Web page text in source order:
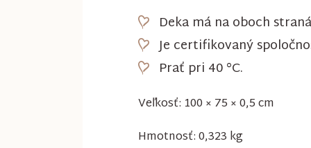
Deka má na oboch
Je certifikovaný
Prať pri 40 °C.
Veľkosť: 100 × 75 × 0,5 cm
Hmotnosť: 0,323 kg